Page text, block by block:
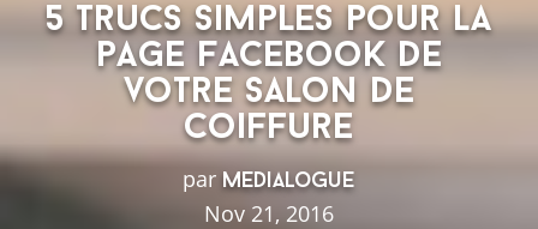
5 trucs simples pour la
page Facebook de
votre salon de
coiffure
parMedialogue
Nov 21, 2016